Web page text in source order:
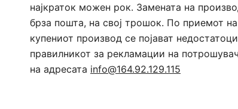
најкраток можен рок. Замената на
брза пошта, на свој трошок. По приемот
купениот производ се појават
правилникот за рекламации на
на адресата info@164.92.129.115